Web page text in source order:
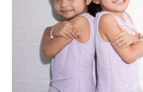
Untuk Bisnis
Untuk Anda
Mengapa Good Doctor